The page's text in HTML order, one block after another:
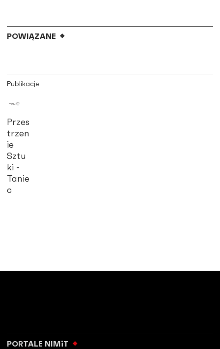
POWIĄZANE
Publikacje
Przes
trzen
ie
Sztu
ki -
Tanie
c
PORTALE NIMiT